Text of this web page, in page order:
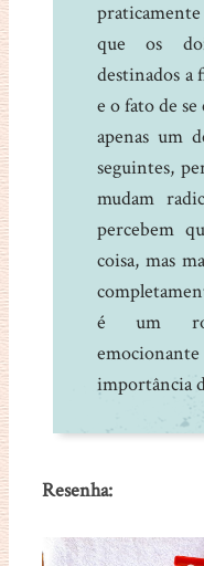
que os
destinados a
e o fato de
apenas um
seguintes,
mudam
percebem
coisa, mas
é um
importância
Resenha: